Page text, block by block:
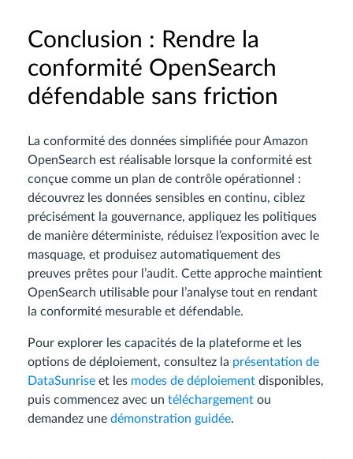
Conclusion : Rendre la
conformité OpenSearch
défendable sans friction
La conformité des données simplifiée pour Amazon
OpenSearch est réalisable lorsque la conformité est
conçue comme un plan de contrôle opérationnel :
découvrez les données sensibles en continu, ciblez
précisément la gouvernance, appliquez les politiques
de manière déterministe, réduisez l’exposition avec le
masquage, et produisez automatiquement des
preuves prêtes pour l’audit. Cette approche maintient
OpenSearch utilisable pour l’analyse tout en rendant
la conformité mesurable et défendable.
Pour explorer les capacités de la plateforme et les
options de déploiement, consultez la présentation de
DataSunrise et les modes de déploiement disponibles,
puis commencez avec un téléchargement ou
demandez une démonstration guidée.